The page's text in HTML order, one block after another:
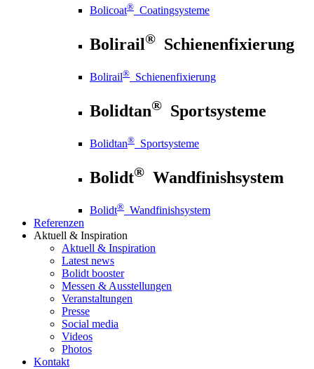
Bolicoat® Coatingsysteme
Bolirail® Schienenfixierung
Bolirail® Schienenfixierung
Bolidtan® Sportsysteme
Bolidtan® Sportsysteme
Bolidt® Wandfinishsystem
Bolidt® Wandfinishsystem
Referenzen
Aktuell & Inspiration
Aktuell & Inspiration
Latest news
Bolidt booster
Messen & Ausstellungen
Veranstaltungen
Presse
Social media
Videos
Photos
Kontakt